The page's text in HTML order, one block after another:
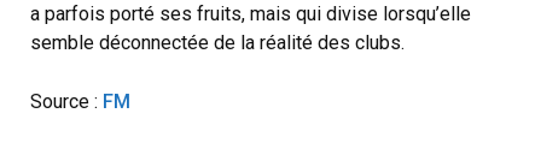
a parfois porté ses fruits, mais qui divise lorsqu’elle
semble déconnectée de la réalité des clubs.
Source : FM